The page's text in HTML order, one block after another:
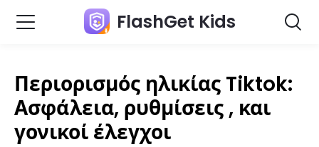
FlashGet Kids
Περιορισμός ηλικίας Tiktok:
Ασφάλεια, ρυθμίσεις , και
γονικοί έλεγχοι